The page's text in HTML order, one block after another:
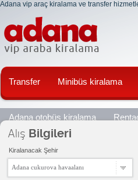
Adana vip araç kiralama ve transfer
Transfer Minibüs kiralama
Adana otobüs kiralama
Alış Bilgileri
Kiralanacak Şehir
Adana cukurova havaalanı